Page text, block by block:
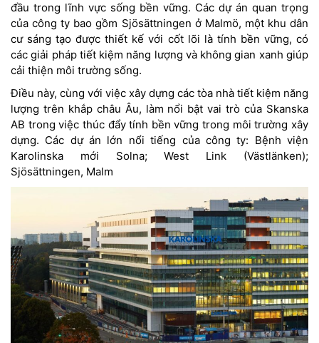
đầu trong lĩnh vực sống bền vững. Các dự án quan trọng
của công ty bao gồm Sjösättningen ở Malmö, một khu dân
cư sáng tạo được thiết kế với cốt lõi là tính bền vững, có
các giải pháp tiết kiệm năng lượng và không gian xanh giúp
cải thiện môi trường sống.
Điều này, cùng với việc xây dựng các tòa nhà tiết kiệm năng
lượng trên khắp châu Âu, làm nổi bật vai trò của Skanska
AB trong việc thúc đẩy tính bền vững trong môi trường xây
dựng. Các dự án lớn nổi tiếng của công ty: Bệnh viện
Karolinska mới Solna; West Link (Västlänken);
Sjösättningen, Malm